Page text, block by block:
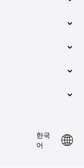
년 업데이트)
습니다.
한국
어